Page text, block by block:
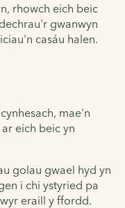
rhowch eich beic
gwanwyn
casáu halen.
mae'n
eich beic yn
golau gwael hyd yn
i chi ystyried pa
eraill y ffordd.